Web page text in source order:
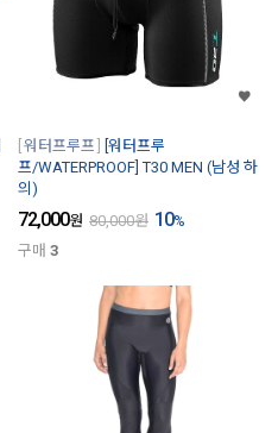
워터프루프
[워터프루
프/WATERPROOF] T30 MEN (남성 하
의)
72,000원 80,000원 10%
구매 3